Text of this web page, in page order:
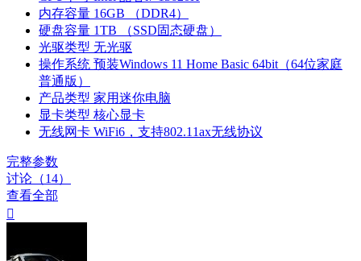
内存容量 16GB （DDR4）
硬盘容量 1TB （SSD固态硬盘）
光驱类型 无光驱
操作系统 预装Windows 11 Home Basic 64bit（64位家庭
普通版）
产品类型 家用迷你电脑
显卡类型 核心显卡
无线网卡 WiFi6，支持802.11ax无线协议
完整参数
讨论（14）
查看全部
